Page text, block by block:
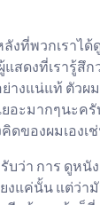
งที่พวกเราไ
สดงที่เรารู้สึก
ย่างแน่แท้ ตัวผ
อะมากๆนะค
ดของผมเองเ
บว่า การ ดูห
ยงแค่นั้น แต่ว่